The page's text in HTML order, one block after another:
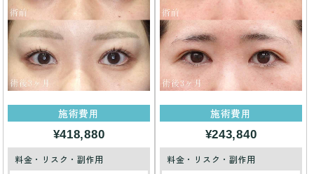
施術費用
¥418,880
料金・リスク・副作用
施術費用
¥243,840
料金・リスク・副作用